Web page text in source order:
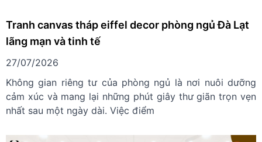
Tranh canvas tháp eiffel decor phòng ngủ Đà Lạt
lãng mạn và tinh tế
27/07/2026
Không gian riêng tư của phòng ngủ là nơi nuôi dưỡng
cảm xúc và mang lại những phút giây thư giãn trọn vẹn
nhất sau một ngày dài. Việc điểm